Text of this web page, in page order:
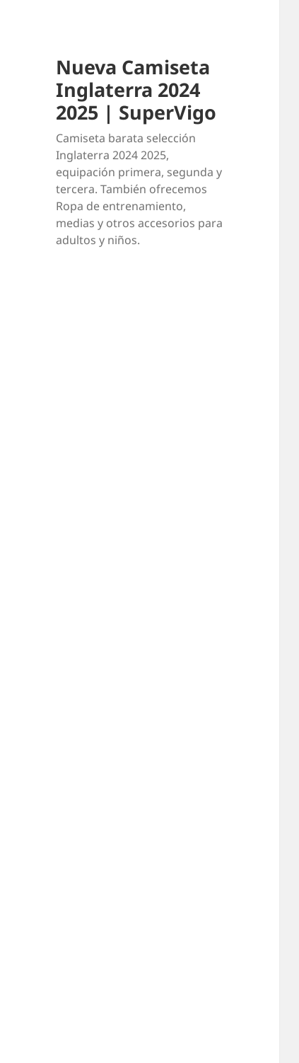
Nueva Camiseta
Inglaterra 2024
2025 | SuperVigo
Camiseta barata selección
Inglaterra 2024 2025,
equipación primera, segunda y
tercera. También ofrecemos
Ropa de entrenamiento,
medias y otros accesorios para
adultos y niños.